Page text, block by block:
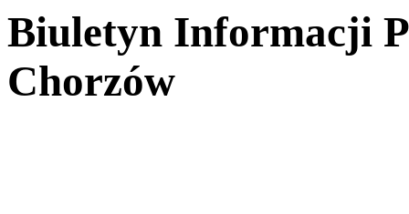
Biuletyn Informacji
Chorzów